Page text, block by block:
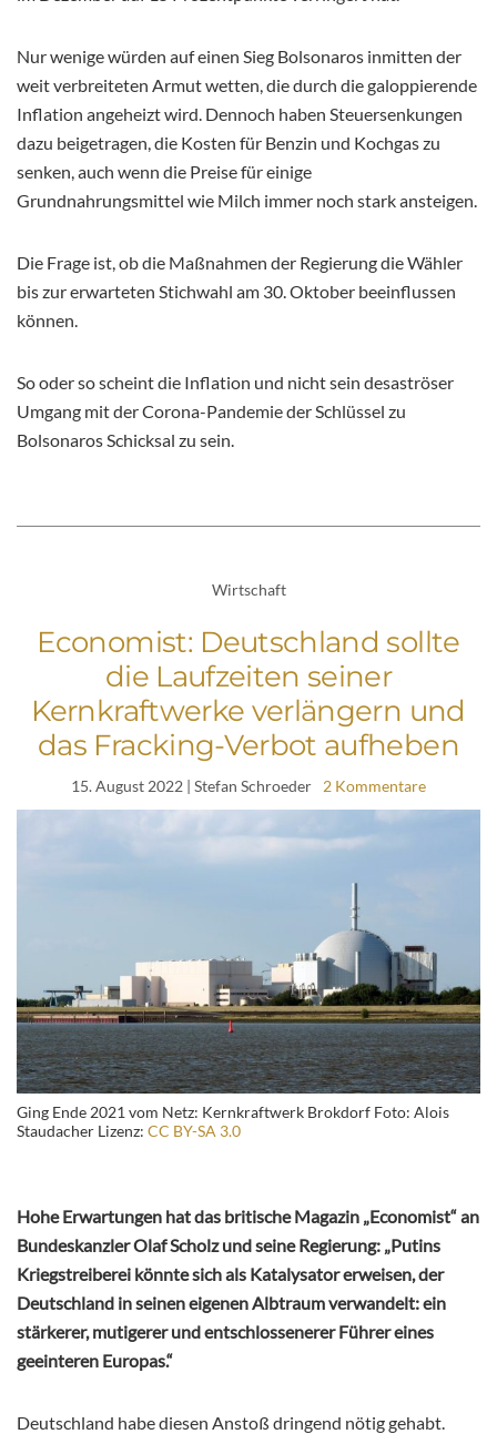
Nur wenige würden auf einen Sieg Bolsonaros inmitten der
weit verbreiteten Armut wetten, die durch die galoppierende
Inflation angeheizt wird. Dennoch haben Steuersenkungen
dazu beigetragen, die Kosten für Benzin und Kochgas zu
senken, auch wenn die Preise für einige
Grundnahrungsmittel wie Milch immer noch stark ansteigen.
Die Frage ist, ob die Maßnahmen der Regierung die Wähler
bis zur erwarteten Stichwahl am 30. Oktober beeinflussen
können.
So oder so scheint die Inflation und nicht sein desaströser
Umgang mit der Corona-Pandemie der Schlüssel zu
Bolsonaros Schicksal zu sein.
Wirtschaft
Economist: Deutschland sollte
die Laufzeiten seiner
Kernkraftwerke verlängern und
das Fracking-Verbot aufheben
15. August 2022 | Stefan Schroeder 2 Kommentare
Ging Ende 2021 vom Netz: Kernkraftwerk Brokdorf Foto: Alois
Staudacher Lizenz: CC BY-SA 3.0
Hohe Erwartungen hat das britische Magazin „Economist“ an
Bundeskanzler Olaf Scholz und seine Regierung: „Putins
Kriegstreiberei könnte sich als Katalysator erweisen, der
Deutschland in seinen eigenen Albtraum verwandelt: ein
stärkerer, mutigerer und entschlossenerer Führer eines
geeinteren Europas.“
Deutschland habe diesen Anstoß dringend nötig gehabt.